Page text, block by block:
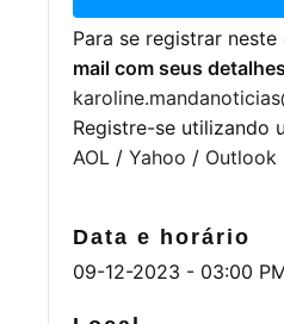
Para se registrar neste
mail com seus
Registre-se utilizando
AOL / Yahoo / Outlook
Data e horário
09-12-2023 - 03:00